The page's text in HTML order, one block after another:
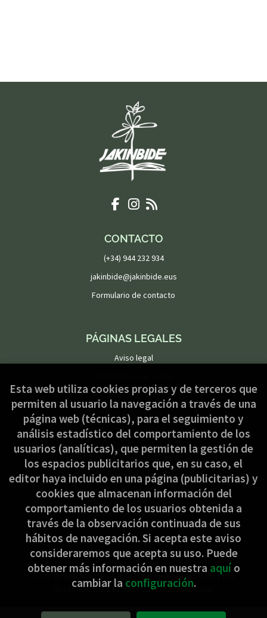
CONTACTO
(+34) 944 232 934
jakinbide@jakinbide.eus
Formulario de contacto
PÁGINAS LEGALES
Aviso legal
Política de privacidad
Política de Cookies
ATENCIÓN AL CLIENTE
Quiénes somos
Pedidos especiales
Formulario de desistimiento
2026 ©Jakinbide - Librería Diocesana . Todos los
Derechos Reservados |Grupo Trevenque
Esta web utiliza cookies propias y de terceros que
permiten al usuario la navegación a través de una
página web (técnicas), para el seguimiento y
análisis estadístico del comportamiento de los
usuarios (analíticas), que permiten la gestión de
los espacios publicitarios que, en su caso, el
editor haya incluido en una página (publicitarias) y
cookies que almacenan información del
comportamiento de los usuarios obtenida a
través de la observación continuada de sus
hábitos de navegación. Si acepta este aviso
consideraremos que acepta su uso. Puede
obtener más información en nuestra aquío
cambiar la configuración.